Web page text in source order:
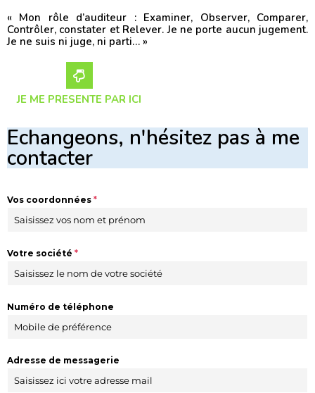
« Mon rôle d’auditeur : Examiner, Observer, Comparer,
Contrôler, constater et Relever. Je ne porte aucun jugement.
Je ne suis ni juge, ni parti… »
JE ME PRESENTE PAR ICI
Echangeons, n'hésitez pas à me
contacter
Vos coordonnées *
Votre société *
Numéro de téléphone
Adresse de messagerie